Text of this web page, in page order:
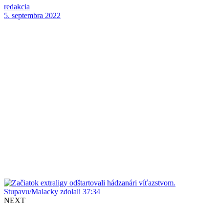
redakcia
5. septembra 2022
NEXT